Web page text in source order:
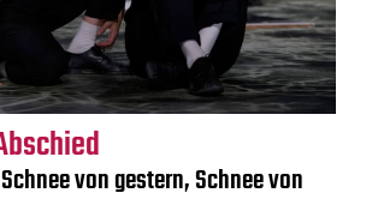
von gestern, Schnee von